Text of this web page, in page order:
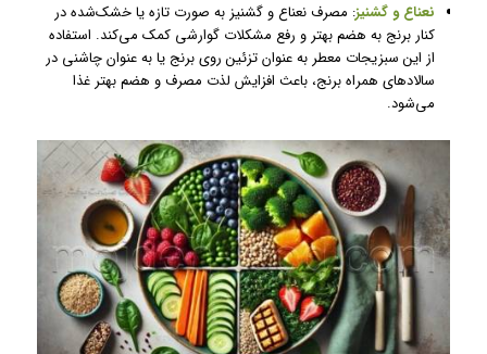
نعناع و گشنیز: مصرف نعناع و گشنیز به صورت تازه یا خشک‌شده در
کنار برنج به هضم بهتر و رفع مشکلات گوارشی کمک می‌کند. استفاده
از این سبزیجات معطر به عنوان تزئین روی برنج یا به عنوان چاشنی در
سالادهای همراه برنج، باعث افزایش لذت مصرف و هضم بهتر غذا
می‌شود.